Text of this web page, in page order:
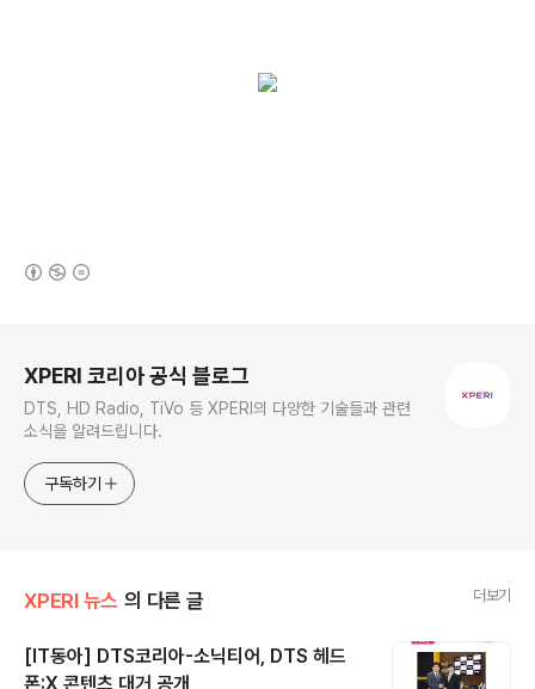
XPERI 코리아 공식 블로그
DTS, HD Radio, TiVo 등 XPERI의 다양한 기술들과 관련
소식을 알려드립니다.
구독하기
XPERI 뉴스 의 다른 글 더보기
[IT동아] DTS코리아-소닉티어, DTS 헤드
폰:X 콘텐츠 대거 공개